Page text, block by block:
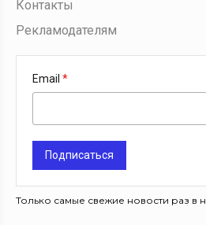
Контакты
Рекламодателям
Email
Подписаться
Только самые свежие новости раз в